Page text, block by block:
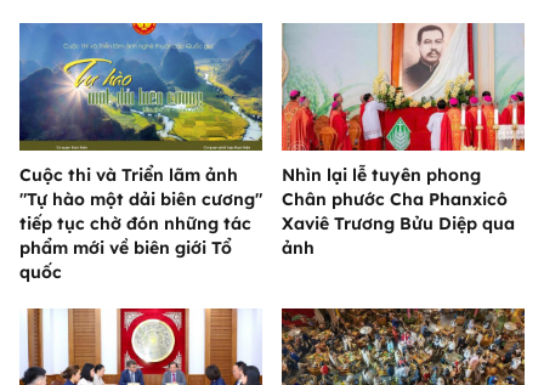
Cuộc thi và Triển lãm ảnh
"Tự hào một dải biên cương"
tiếp tục chờ đón những tác
phẩm mới về biên giới Tổ
quốc
Nhìn lại lễ tuyên phong
Chân phước Cha Phanxicô
Xaviê Trương Bửu Diệp qua
ảnh